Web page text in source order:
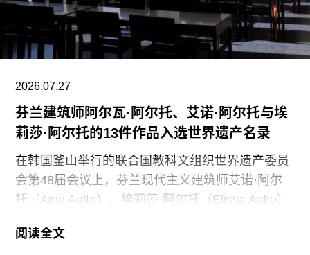
代表馆内工会的谈判单位AFSCME 31已正式提出
申诉，认为馆方在最终决定将保洁部门外包之前，
未按合同规定提前通知工会，因此违反了劳资协
为。
2026.07.27
芬兰建筑师阿尔瓦·阿尔托、艾诺·阿尔托与埃
莉莎·阿尔托的13件作品入选世界遗产名录
在韩国釜山举行的联合国教科文组织世界遗产委员
会第48届会议上，芬兰现代主义建筑师艾诺·阿尔
托（Aino Aalto）、埃莉莎·阿尔托（Elissa Aalto）
列入世界遗产名录。这组统称为“阿尔托作品”
阅读全文